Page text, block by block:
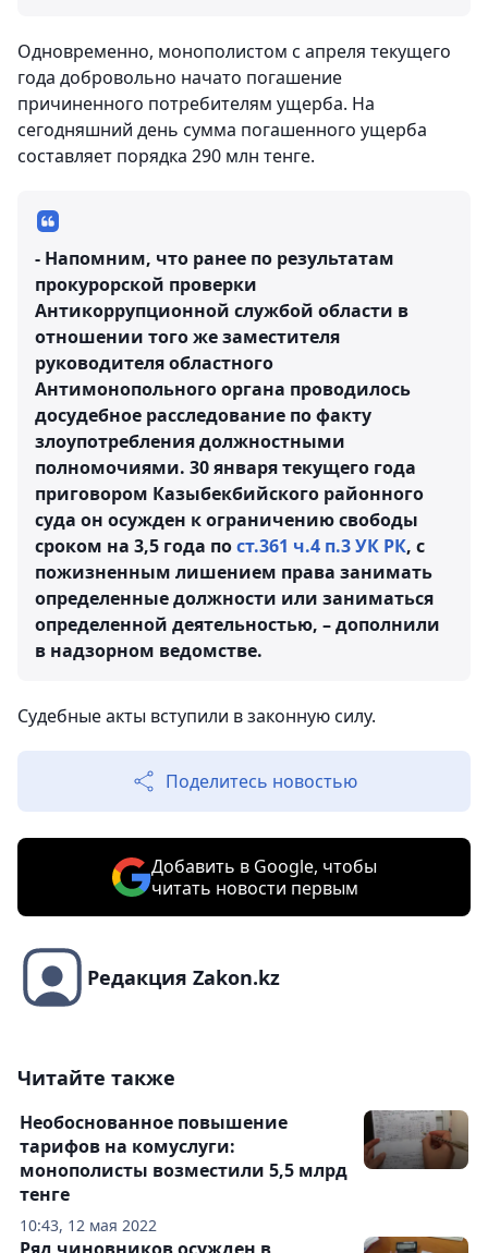
Одновременно, монополистом с апреля текущего
года добровольно начато погашение
причиненного потребителям ущерба. На
сегодняшний день сумма погашенного ущерба
составляет порядка 290 млн тенге.
- Напомним, что ранее по результатам
прокурорской проверки
Антикоррупционной службой области в
отношении того же заместителя
руководителя областного
Антимонопольного органа проводилось
досудебное расследование по факту
злоупотребления должностными
полномочиями. 30 января текущего года
приговором Казыбекбийского районного
суда он осужден к ограничению свободы
сроком на 3,5 года пост.361 ч.4 п.3 УК РК, с
пожизненным лишением права занимать
определенные должности или заниматься
определенной деятельностью, – дополнили
в надзорном ведомстве.
Судебные акты вступили в законную силу.
Поделитесь новостью
Добавить в Google, чтобы
читать новости первым
Редакция Zakon.kz
Читайте также
10:43, 12 мая 2022
Необоснованное повышение
тарифов на комуслуги:
монополисты возместили 5,5 млрд
тенге